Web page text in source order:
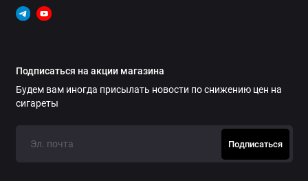
Подписаться на акции магазина
Будем вам иногда присылать новости по снижению цен на
сигареты
Подписаться